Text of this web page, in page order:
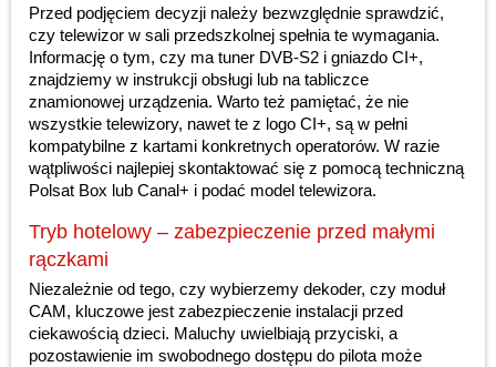
Przed podjęciem decyzji należy bezwzględnie sprawdzić,
czy telewizor w sali przedszkolnej spełnia te wymagania.
Informację o tym, czy ma tuner DVB-S2 i gniazdo CI+,
znajdziemy w instrukcji obsługi lub na tabliczce
znamionowej urządzenia. Warto też pamiętać, że nie
wszystkie telewizory, nawet te z logo CI+, są w pełni
kompatybilne z kartami konkretnych operatorów. W razie
wątpliwości najlepiej skontaktować się z pomocą techniczną
Polsat Box lub Canal+ i podać model telewizora.
Tryb hotelowy – zabezpieczenie przed małymi
rączkami
Niezależnie od tego, czy wybierzemy dekoder, czy moduł
CAM, kluczowe jest zabezpieczenie instalacji przed
ciekawością dzieci. Maluchy uwielbiają przyciski, a
pozostawienie im swobodnego dostępu do pilota może